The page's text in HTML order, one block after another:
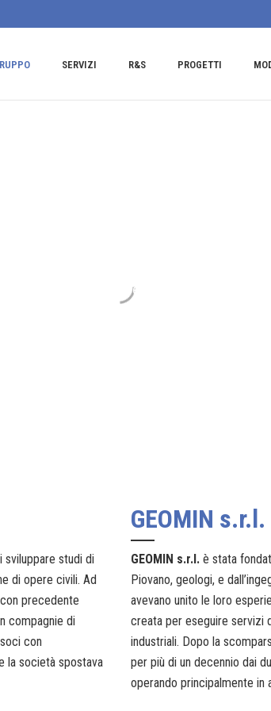
SERVIZI R&S PROGETTI
di due strutture, GDP consultants
servizi di consulenza specialistica
studi di
di opere civili. Ad
precedente
compagnie di
con
la società spostava
GEOMIN s.r.l.
GEOMIN s.r.l. è stata
Piovano, geologi, e
avevano unito le loro
creata per eseguire servizi
industriali. Dopo la
per più di un decennio dai
operando principalmente in